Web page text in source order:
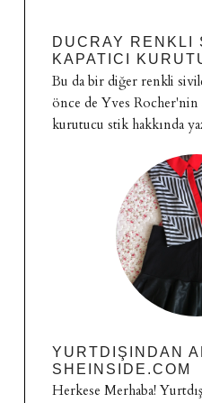
DUCRAY RENKLI
KAPATICI
Bu da bir diğer renkli
önce de Yves Rocher'nin
kurutucu stik hakkında
YURTDIŞINDAN
SHEINSIDE.COM
Herkese Merhaba!